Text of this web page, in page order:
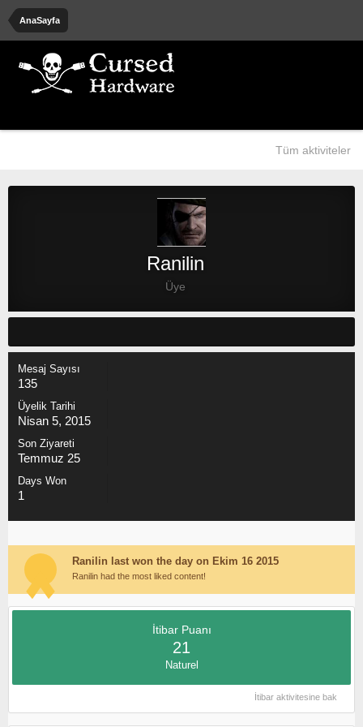
AnaSayfa
Tüm aktiviteler
Ranilin
Üye
Mesaj Sayısı
135
Üyelik Tarihi
Nisan 5, 2015
Son Ziyareti
Temmuz 25
Days Won
1
Ranilin last won the day on Ekim 16 2015
Ranilin had the most liked content!
İtibar Puanı
21
Naturel
İtibar aktivitesine bak